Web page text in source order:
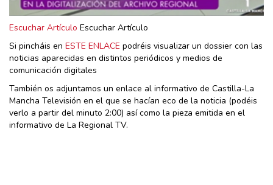
Escuchar Artículo Escuchar Artículo
Si pincháis en ESTE ENLACE podréis visualizar un dossier con las
noticias aparecidas en distintos periódicos y medios de
comunicación digitales
También os adjuntamos un enlace al informativo de Castilla-La
Mancha Televisión en el que se hacían eco de la noticia (podéis
verlo a partir del minuto 2:00) así como la pieza emitida en el
informativo de La Regional TV.